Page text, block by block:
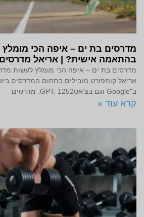
מדרסים בת ים – איפה הכי
בהתאמה אישית? | אריאל מדרסים
מדרסים בת ים – איפה הכי מומלץ לעשות
אריאל קומפורט מובילים בתחום המדרסים
ב־Google וגם בצ’אטGPT. 1252. מדרסים
קרא עוד »